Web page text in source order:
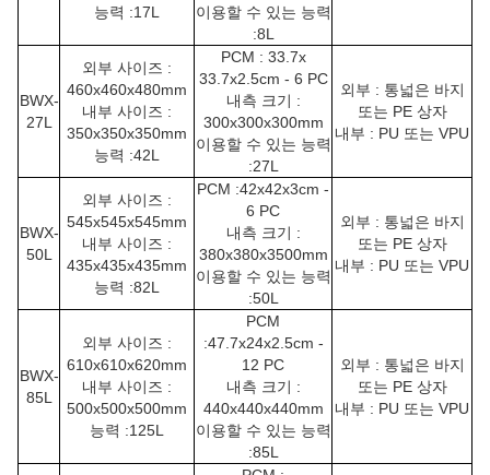
능력 :17L
이용할 수 있는 능력
:8L
BWX-
27L
외부 사이즈 :
460x460x480mm
내부 사이즈 :
350x350x350mm
능력 :42L
PCM : 33.7x
33.7x2.5cm - 6 PC
내측 크기 :
300x300x300mm
이용할 수 있는 능력
:27L
외부 : 통넓은 바지
또는 PE 상자
내부 : PU 또는 VPU
BWX-
50L
외부 사이즈 :
545x545x545mm
내부 사이즈 :
435x435x435mm
능력 :82L
PCM :42x42x3cm -
6 PC
내측 크기 :
380x380x3500mm
이용할 수 있는 능력
:50L
외부 : 통넓은 바지
또는 PE 상자
내부 : PU 또는 VPU
BWX-
85L
외부 사이즈 :
610x610x620mm
내부 사이즈 :
500x500x500mm
능력 :125L
PCM
:47.7x24x2.5cm -
12 PC
내측 크기 :
440x440x440mm
이용할 수 있는 능력
:85L
외부 : 통넓은 바지
또는 PE 상자
내부 : PU 또는 VPU